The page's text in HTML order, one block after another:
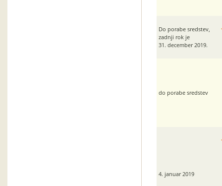
Do porabe sredstev,
zadnji rok je
31. december 2019.
do porabe sredstev
4. januar 2019